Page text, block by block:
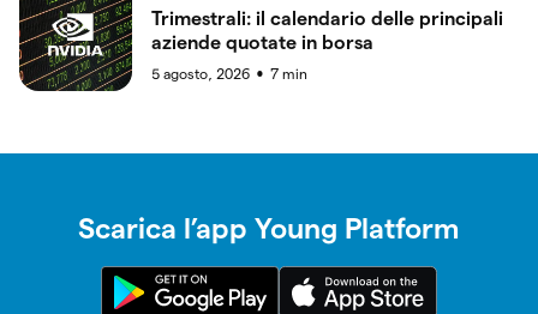
Trimestrali: il calendario delle principali
aziende quotate in borsa
5 agosto, 2026 ● 7 min
Scarica l’app Young Platform